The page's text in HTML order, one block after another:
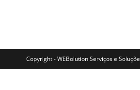
Copyright - WEBolution Serviços e